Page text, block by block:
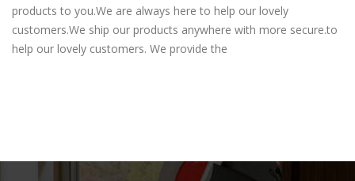
products to you.We are always here to help our lovely
customers.We ship our products anywhere with more secure.to
help our lovely customers. We provide the